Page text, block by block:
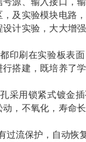
及实验模块电路
设计实验，大大增
印刷在实验板表
搭建，既培养了
采用锁紧式镀金
动，不氧化，寿命
过流保护，自动恢